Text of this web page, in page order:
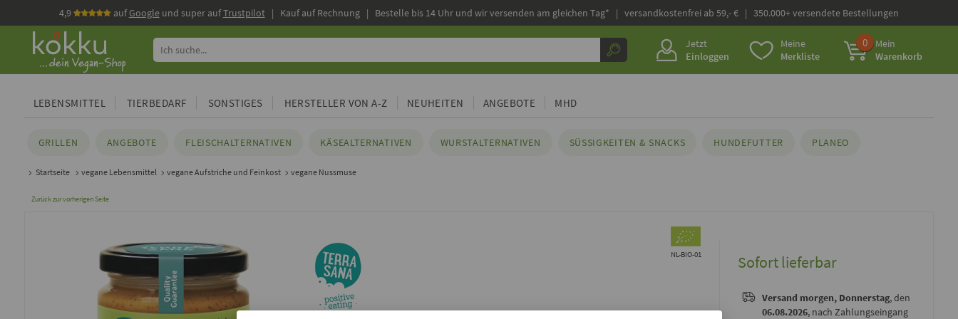
4,9 aufGoogleund super aufTrustpilot| Kauf auf Rechnung | Bestelle bis 14 Uhr und wir versenden am gleichen Tag* | versandkostenfrei ab 59,- € | 350.000+ versendete Bestellungen
Jetzt
Einloggen
Meine
Merkliste
0
Mein
Warenkorb
LEBENSMITTEL TIERBEDARF SONSTIGES HERSTELLER VON A-Z NEUHEITEN ANGEBOTE MHD
GRILLEN ANGEBOTE FLEISCHALTERNATIVEN KÄSEALTERNATIVEN WURSTALTERNATIVEN SÜSSIGKEITEN & SNACKS HUNDEFUTTER PLANEO
Startseite vegane Lebensmittel vegane Aufstriche und Feinkost vegane Nussmuse
Zurück zur vorherigen Seite
NL-BIO-01 Sofort lieferbar
Versand morgen, Donnerstag, den
06.08.2026, nach Zahlungseingang